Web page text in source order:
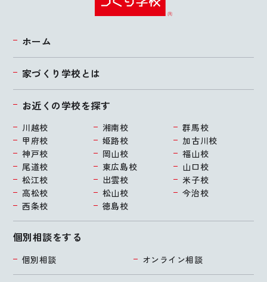
ホーム
家づくり学校とは
個別相談をする
個別相談 オンライン相談
お近くの学校を探す
川越校 湘南校
群馬校
甲府校
姫路校
加古川校
神戸校
岡山校
福山校
尾道校
東広島校
山口校
松江校
出雲校
米子校
高松校
松山校
今治校
西条校
徳島校